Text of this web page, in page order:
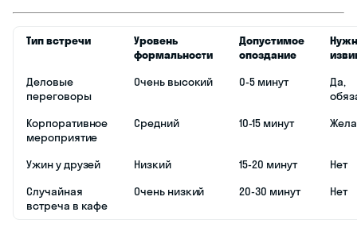
Тип встречи
Уровень
формальности
Допустимое
опоздание
Деловые
переговоры
Очень высокий 0-5 минут
Да,
Корпоративное
мероприятие
Средний 10-15 минут
Ужин у друзей Низкий 15-20 минут
Нет
Случайная
встреча в кафе
Очень низкий 20-30 минут Нет